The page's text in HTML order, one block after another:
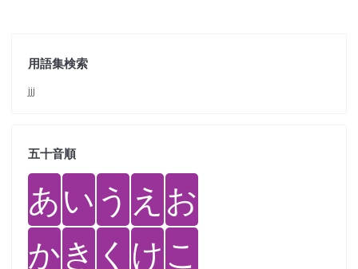
用語集検索
jjj
五十音順
あい う え お
かき く けこ